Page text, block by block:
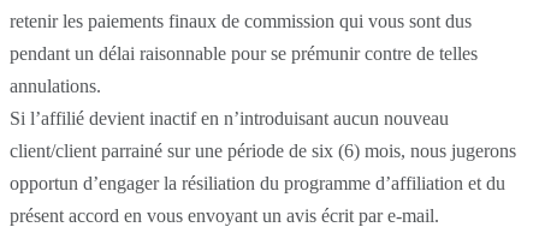
retenir les paiements finaux de commission qui vous sont dus
pendant un délai raisonnable pour se prémunir contre de telles
annulations.
Si l’affilié devient inactif en n’introduisant aucun nouveau
client/client parrainé sur une période de six (6) mois, nous jugerons
opportun d’engager la résiliation du programme d’affiliation et du
présent accord en vous envoyant un avis écrit par e-mail.